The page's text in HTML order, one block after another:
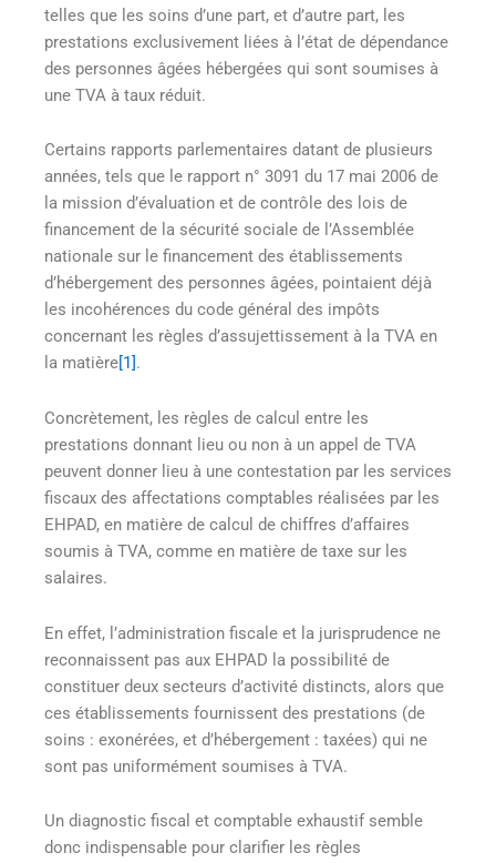
telles que les soins d’une part, et d’autre part, les
prestations exclusivement liées à l’état de dépendance
des personnes âgées hébergées qui sont soumises à
une TVA à taux réduit.
Certains rapports parlementaires datant de plusieurs
années, tels que le rapport n° 3091 du 17 mai 2006 de
la mission d’évaluation et de contrôle des lois de
financement de la sécurité sociale de l’Assemblée
nationale sur le financement des établissements
d’hébergement des personnes âgées, pointaient déjà
les incohérences du code général des impôts
concernant les règles d’assujettissement à la TVA en
la matière [1] .
Concrètement, les règles de calcul entre les
prestations donnant lieu ou non à un appel de TVA
peuvent donner lieu à une contestation par les services
fiscaux des affectations comptables réalisées par les
EHPAD, en matière de calcul de chiffres d’affaires
soumis à TVA, comme en matière de taxe sur les
salaires.
En effet, l’administration fiscale et la jurisprudence ne
reconnaissent pas aux EHPAD la possibilité de
constituer deux secteurs d’activité distincts, alors que
ces établissements fournissent des prestations (de
soins : exonérées, et d’hébergement : taxées) qui ne
sont pas uniformément soumises à TVA.
Un diagnostic fiscal et comptable exhaustif semble
donc indispensable pour clarifier les règles